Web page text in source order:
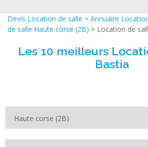
Devis Location de salle > Annuaire
de salle Haute corse (2B) > Location de
Les 10 meilleurs
Bastia